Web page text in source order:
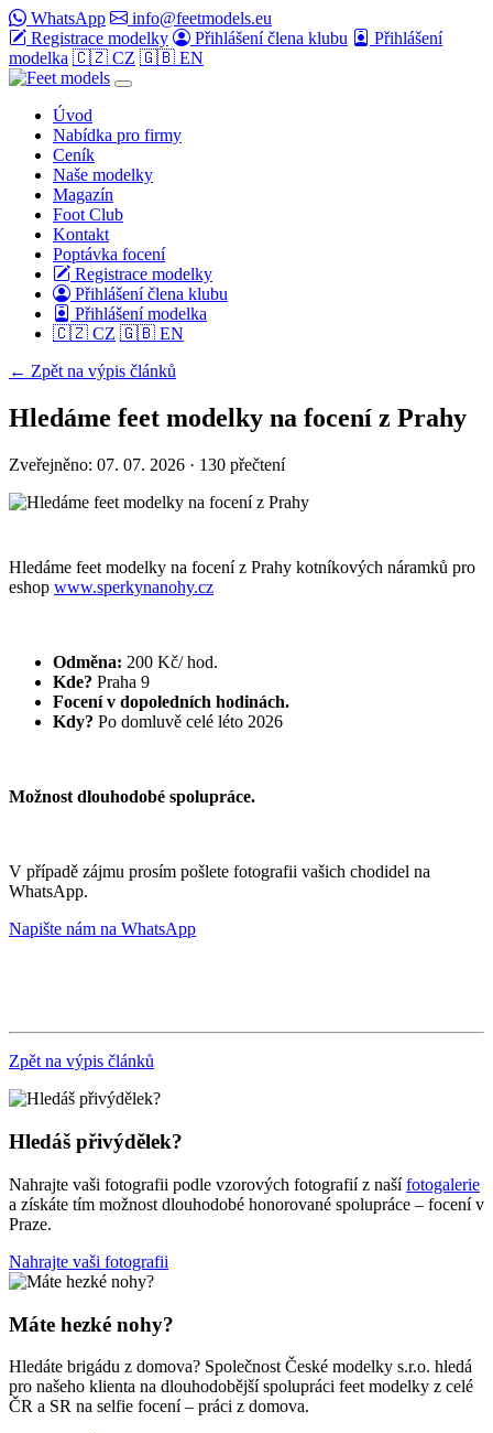
WhatsApp
info@feetmodels.eu
Registrace modelky
Přihlášení člena klubu
Přihlášení
modelka 🇨🇿 CZ 🇬🇧 EN
Úvod
Nabídka pro firmy
Ceník
Naše modelky
Magazín
Foot Club
Kontakt
Poptávka focení
Registrace modelky
Přihlášení člena klubu
Přihlášení modelka
🇨🇿 CZ 🇬🇧 EN
← Zpět na výpis článků
Hledáme feet modelky na focení z Prahy
Zveřejněno: 07. 07. 2026 · 130 přečtení
Hledáme feet modelky na focení z Prahy kotníkových náramků pro
eshop www.sperkynanohy.cz
Odměna: 200 Kč/ hod.
Kde? Praha 9
Focení v dopoledních hodinách.
Kdy? Po domluvě celé léto 2026
Možnost dlouhodobé spolupráce.
V případě zájmu prosím pošlete fotografii vašich chodidel na
WhatsApp.
Napište nám na WhatsApp
Zpět na výpis článků
Hledáš přivýdělek?
Nahrajte vaši fotografii podle vzorových fotografií z našífotogalerie
a získáte tím možnost dlouhodobé honorované spolupráce – focení v
Praze.
Nahrajte vaši fotografii
Máte hezké nohy?
Hledáte brigádu z domova? Společnost České modelky s.r.o. hledá
pro našeho klienta na dlouhodobější spolupráci feet modelky z celé
ČR a SR na selfie focení – práci z domova.